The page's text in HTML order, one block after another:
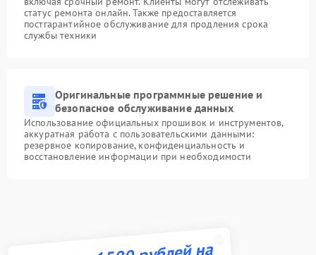
статус ремонта онлайн. Также предоставляется
постгарантийное обслуживание для продления срока
службы техники
Оригинальные программные решение и
безопасное обслуживание данных
Использование официальных прошивок и инструментов,
аккуратная работа с пользовательскими данными:
резервное копирование, конфиденциальность и
восстановление информации при необходимости